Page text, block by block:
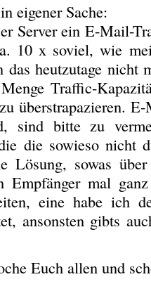
eigener Sache:
Server ein E-Mail-
10 x soviel, wie
das heutzutage nicht
Traffic-
überstrapazieren.
sind bitte zu
die sowieso nicht
Lösung, sowas
Empfänger mal
eine habe ich
ansonsten gibts
Euch allen und